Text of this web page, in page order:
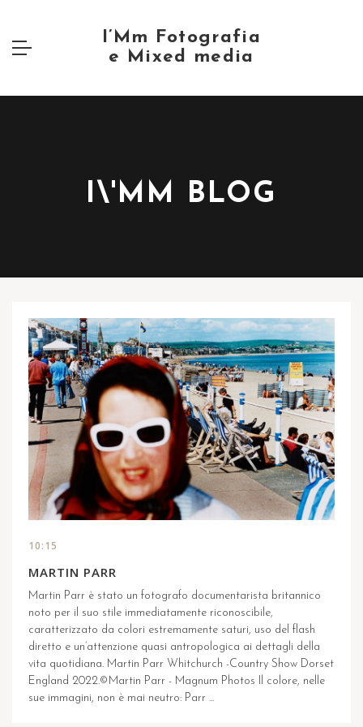
I\'MM BLOG
10:15
MARTIN PARR
Martin Parr è stato un fotografo documentarista britannico
noto per il suo stile immediatamente riconoscibile,
caratterizzato da colori estremamente saturi, uso del flash
diretto e un’attenzione quasi antropologica ai dettagli della
vita quotidiana. Martin Parr Whitchurch -Country Show Dorset
England 2022.©Martin Parr - Magnum Photos Il colore, nelle
sue immagini, non è mai neutro: Parr ...